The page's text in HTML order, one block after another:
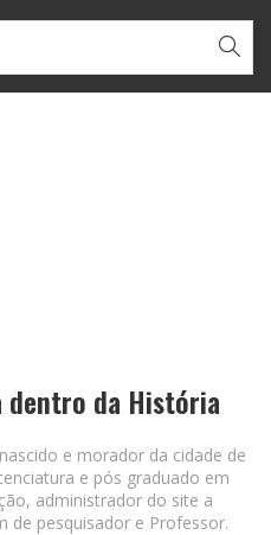
dentro da História
e morador da cidade de
e pós graduado em
administrador do site a
de pesquisador e Professor.